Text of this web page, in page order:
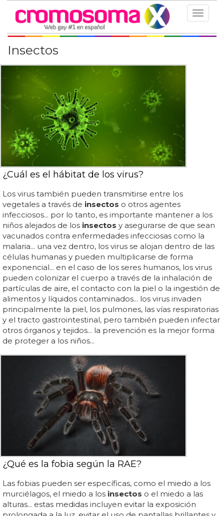
Toggle
Insectos
¿Cuál es el hábitat de los virus?
Los virus también pueden transmitirse entre los
vegetales a través de insectos o otros agentes
infecciosos... por lo tanto, es importante mantener a los
niños alejados de los insectos y asegurarse de que sean
vacunados contra enfermedades infecciosas como la
malaria... una vez dentro, los virus se alojan dentro de las
células humanas y pueden multiplicarse de forma
exponencial... en el caso de los seres humanos, los virus
pueden colonizar el cuerpo a través de la inhalación de
partículas de aire, el contacto con la piel o la ingestión de
alimentos y líquidos contaminados... los virus invaden
principalmente la piel, los pulmones, las vías respiratorias
y el tracto gastrointestinal, pero también pueden infectar
otros órganos y tejidos... la prevención es la mejor forma
de proteger a los niños...
¿Qué es la fobia según la RAE?
Las fobias pueden ser específicas, como el miedo a los
murciélagos, el miedo a los insectos o el miedo a las
alturas... estas medidas incluyen evitar la exposición